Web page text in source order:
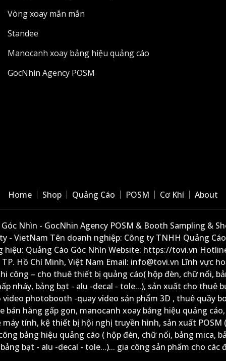
Vòng xoay mắn mắn
Standee
Manocanh xoay bảng hiệu quảng cáo
GocNhin Agency POSM
Home Shop Quảng Cáo POSM Cơ Khí About
Nhìn - GocNhin Agency POSM & Booth Sampling &
- VietNam Tên doanh nghiệp: Công ty TNHH Quảng
Quảng Cáo Góc Nhìn Website: https://tovi.vn
Hồ Chí Minh, Việt Nam Email: info@tovi.vn Lĩnh vực
công – cho thuê thiết bị quảng cáo( hộp đèn, chữ nổi,
nháy, bảng bạt - alu -decal - tole...), sản xuất cho thuê
photobooth -quay video sản phẩm 3D , thuê quầy
bán hàng gấp gọn, manocanh xoay bảng hiệu quảng
tính, kệ thiết bị hội nghị truyền hình, sản xuất POSM
bảng hiệu quảng cáo ( hộp đèn, chữ nổi, bảng mica,
bạt - alu -decal - tole...)... gia công sản phẩm cho các